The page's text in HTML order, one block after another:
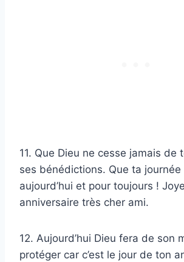
11. Que Dieu ne cesse jamais de
ses bénédictions. Que ta
aujourd’hui et pour toujours !
anniversaire très cher ami.
12. Aujourd’hui Dieu fera de son
protéger car c’est le jour de ton